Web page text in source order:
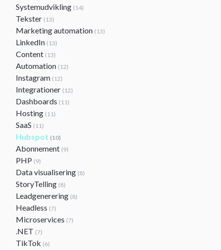
Systemudvikling (14)
Tekster (13)
Marketing automation (13)
LinkedIn (13)
Content (13)
Automation (12)
Instagram (12)
Integrationer (12)
Dashboards (11)
Hosting (11)
SaaS (11)
Hubspot (10)
Abonnement (9)
PHP (9)
Data visualisering (8)
StoryTelling (8)
Leadgenerering (8)
Headless (7)
Microservices (7)
.NET (7)
TikTok (6)